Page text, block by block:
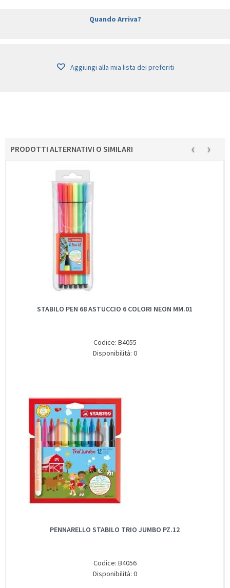
Quando Arriva?
Aggiungi alla mia lista dei preferiti
PRODOTTI ALTERNATIVI O SIMILARI ‹ ›
STABILO PEN 68 ASTUCCIO 6 COLORI NEON MM.01
Codice: B4055
Disponibilità: 0
PENNARELLO STABILO TRIO JUMBO PZ.12
Codice: B4056
Disponibilità: 0